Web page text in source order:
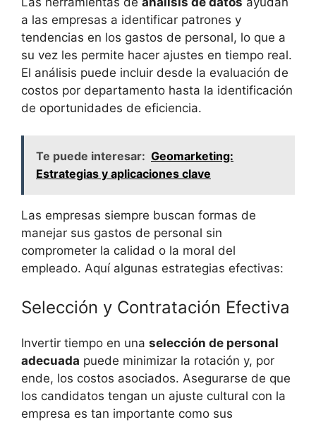
a las empresas a identificar patrones y
tendencias en los gastos de personal, lo que a
su vez les permite hacer ajustes en tiempo real.
El análisis puede incluir desde la evaluación de
costos por departamento hasta la identificación
de oportunidades de eficiencia.
Te puede interesar: Geomarketing:
Estrategias y aplicaciones clave
Las empresas siempre buscan formas de
manejar sus gastos de personal sin
comprometer la calidad o la moral del
empleado. Aquí algunas estrategias efectivas:
Selección y Contratación Efectiva
Invertir tiempo en una selección de personal
adecuada puede minimizar la rotación y, por
ende, los costos asociados. Asegurarse de que
los candidatos tengan un ajuste cultural con la
empresa es tan importante como sus